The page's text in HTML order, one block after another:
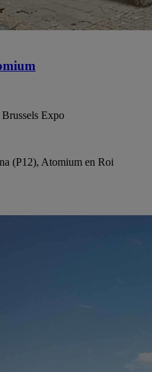
Expo
(P12), Atomium en Roi